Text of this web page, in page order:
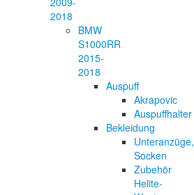
2018
BMW
S1000RR
2015-
2018
Auspuff
Akrapovic
Auspuffhalter
Bekleidung
Unteranzüge,
Socken
Zubehör
Helite-